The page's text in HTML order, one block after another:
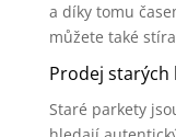
a díky tomu
můžete také
Prodej
Staré parkety